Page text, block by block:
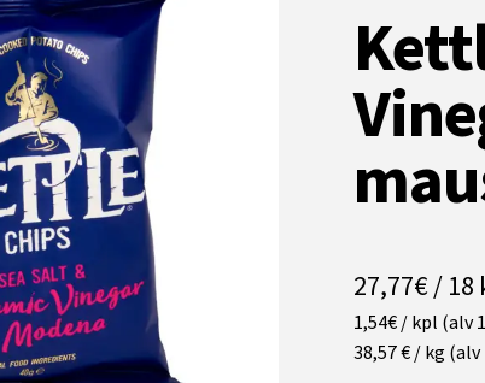
27,77€ / 18
1,54€ / kpl (alv
38,57 € / kg (alv